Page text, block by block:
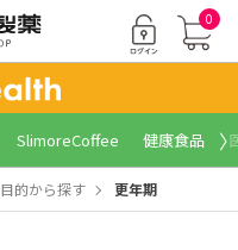
0
SlimoreCoffee 健康食品 〉
目的から探す 更年期